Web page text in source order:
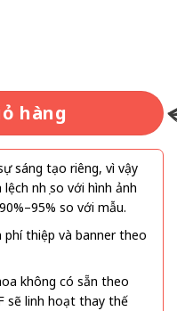
hàng
sáng tạo riêng, vì vậy
nhẹ so với hình ảnh
so với mẫu.
thiệp và banner theo
không có sẵn theo
sẽ linh hoạt thay thế